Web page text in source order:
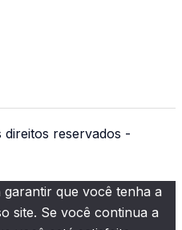
reservados -
que você tenha a
site. Se você continua a